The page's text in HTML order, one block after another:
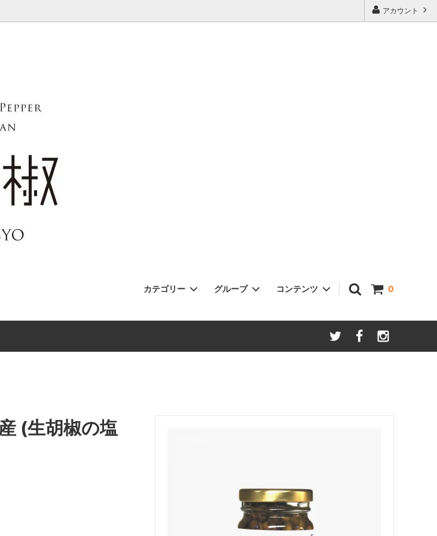
アカウント
0
カテゴリー
贈り物BOX エコ包装
グループ コンテンツ
純胡椒は、よりナチュラルなつくり方を
卸）お取引希望 小売店・飲食店 様へ
(生胡椒の塩